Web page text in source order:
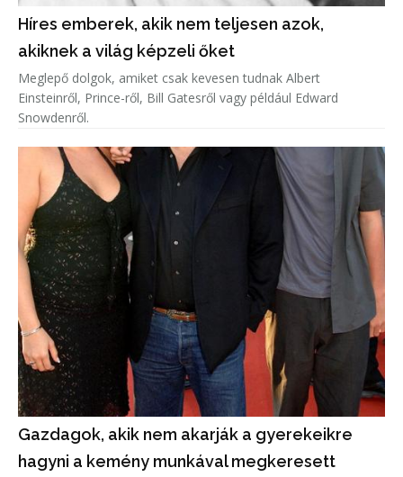
Híres emberek, akik nem teljesen azok,
akiknek a világ képzeli őket
Meglepő dolgok, amiket csak kevesen tudnak Albert
Einsteinről, Prince-ről, Bill Gatesről vagy például Edward
Snowdenről.
Gazdagok, akik nem akarják a gyerekeikre
hagyni a kemény munkával megkeresett